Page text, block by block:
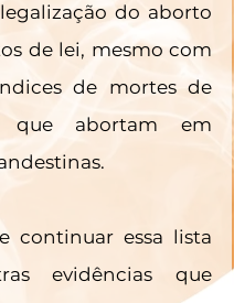
do aborto
de lei, mesmo com
de mortes de
que abortam em
continuar essa lista
evidências que